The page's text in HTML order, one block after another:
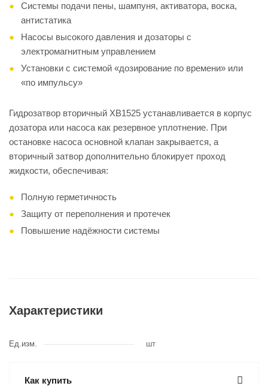
Системы подачи пены, шампуня, активатора, воска,
антистатика
Насосы высокого давления и дозаторы с
электромагнитным управлением
Установки с системой «дозирование по времени» или
«по импульсу»
Гидрозатвор вторичный XB1525 устанавливается в корпус
дозатора или насоса как резервное уплотнение. При
остановке насоса основной клапан закрывается, а
вторичный затвор дополнительно блокирует проход
жидкости, обеспечивая:
Полную герметичность
Защиту от переполнения и протечек
Повышение надёжности системы
Характеристики
Ед.изм. шт
Как купить